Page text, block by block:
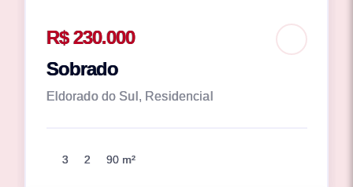
R$ 230.000
Sobrado
Eldorado do Sul, Residencial
3 2 90 m²